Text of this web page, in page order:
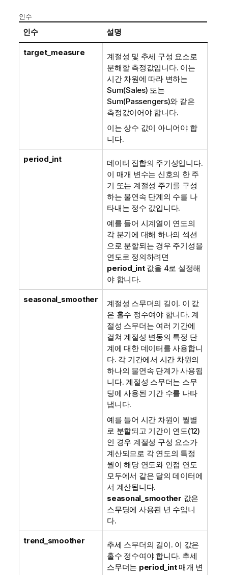
인수
인수 설명
target_measure
계절성 및 추세 구성 요소로
분해할 측정값입니다. 이는
시간 차원에 따라 변하는
Sum(Sales) 또는
Sum(Passengers)와 같은
측정값이어야 합니다.
이는 상수 값이 아니어야 합
니다.
period_int
데이터 집합의 주기성입니다.
이 매개 변수는 신호의 한 주
기 또는 계절성 주기를 구성
하는 불연속 단계의 수를 나
타내는 정수 값입니다.
예를 들어 시계열이 연도의
각 분기에 대해 하나의 섹션
으로 분할되는 경우 주기성을
연도로 정의하려면
period_int값을 4로 설정해
야 합니다.
seasonal_smoother
계절성 스무더의 길이. 이 값
은 홀수 정수여야 합니다. 계
절성 스무더는 여러 기간에
걸쳐 계절성 변동의 특정 단
계에 대한 데이터를 사용합니
다. 각 기간에서 시간 차원의
하나의 불연속 단계가 사용됩
니다. 계절성 스무더는 스무
딩에 사용된 기간 수를 나타
냅니다.
예를 들어 시간 차원이 월별
로 분할되고 기간이 연도(12)
인 경우 계절성 구성 요소가
계산되므로 각 연도의 특정
월이 해당 연도와 인접 연도
모두에서 같은 달의 데이터에
서 계산됩니다.
seasonal_smoother 값은
스무딩에 사용된 년 수입니
다.
trend_smoother
추세 스무더의 길이. 이 값은
홀수 정수여야 합니다. 추세
스무더는 period_int매개 변